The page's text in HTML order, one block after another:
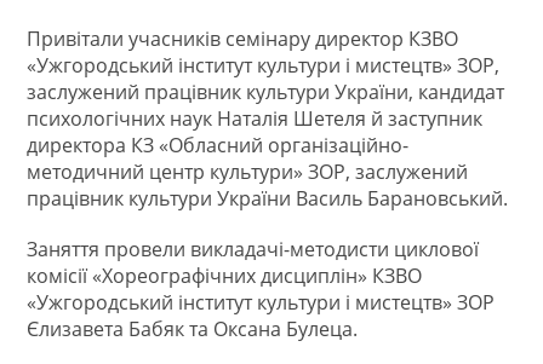
Привітали учасників семінару директор КЗВО
«Ужгородський інститут культури і мистецтв» ЗОР,
заслужений працівник культури України, кандидат
психологічних наук Наталія Шетеля й заступник
директора КЗ «Обласний організаційно-
методичний центр культури» ЗОР, заслужений
працівник культури України Василь Барановський.
Заняття провели викладачі-методисти циклової
комісії «Хореографічних дисциплін» КЗВО
«Ужгородський інститут культури і мистецтв» ЗОР
Єлизавета Бабяк та Оксана Булеца.